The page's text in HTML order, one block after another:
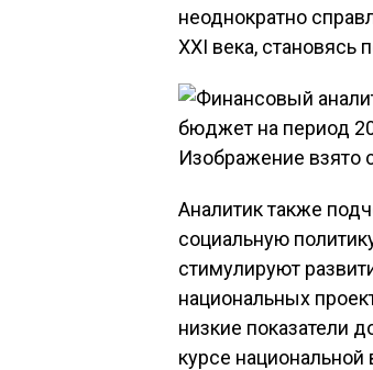
неоднократно
XXI века, становясь
Изображение взято
Аналитик также
социальную
стимулируют
национальных
низкие показатели
курсе